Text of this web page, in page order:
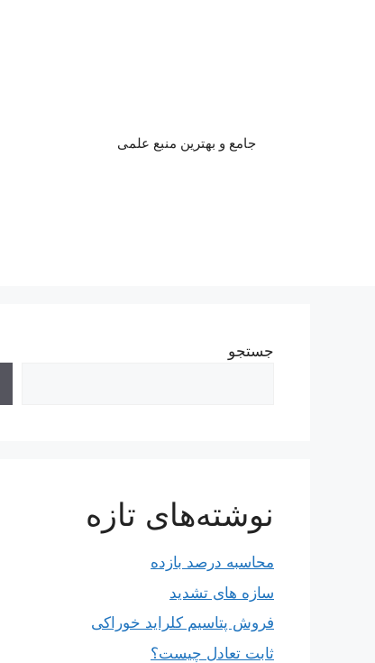
جامع و بهترین منبع علمی
جستجو
نوشته‌های تازه
محاسبه درصد بازده
سازه های تشدید
فروش پتاسیم کلراید خوراکی
ثابت تعادل چیست؟